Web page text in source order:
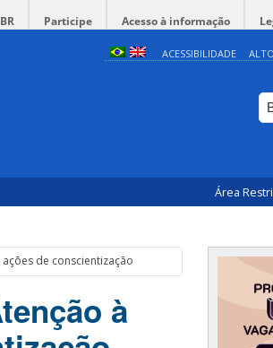
Participe Acesso à informação
ACESSIBILIDADE
Área
de conscientização
à